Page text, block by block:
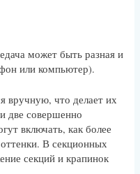
может быть разная и
или компьютер).
вручную, что делает их
две совершенно
включать, как более
В секционных
секций и крапинок